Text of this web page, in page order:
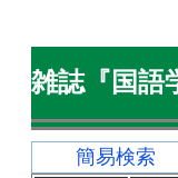
雑誌『国語
簡易検索